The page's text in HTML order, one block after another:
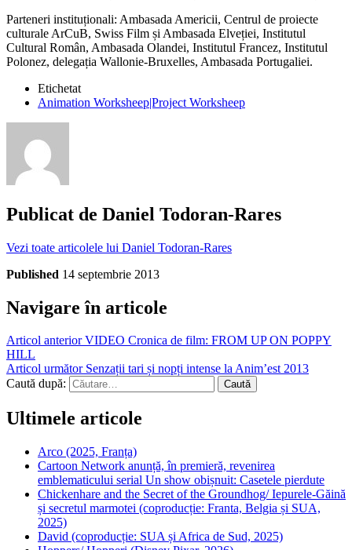
Parteneri instituționali: Ambasada Americii, Centrul de proiecte
culturale ArCuB, Swiss Film și Ambasada Elveției, Institutul
Cultural Român, Ambasada Olandei, Institutul Francez, Institutul
Polonez, delegația Wallonie-Bruxelles, Ambasada Portugaliei.
Etichetat
Animation Worksheep|Project Worksheep
Publicat de Daniel Todoran-Rares
Vezi toate articolele lui Daniel Todoran-Rares
Published 14 septembrie 2013
Navigare în articole
Articol anteriorVIDEO Cronica de film: FROM UP ON POPPY
HILL
Articol următorSenzații tari și nopți intense la Anim’est 2013
Caută după:
Ultimele articole
Arco (2025, Franța)
Cartoon Network anunță, în premieră, revenirea
emblematicului serial Un show obișnuit: Casetele pierdute
Chickenhare and the Secret of the Groundhog/ Iepurele-Găină
și secretul marmotei (coproducție: Franta, Belgia și SUA,
2025)
David (coproducție: SUA și Africa de Sud, 2025)